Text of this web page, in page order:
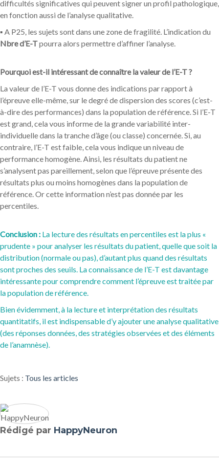
difficultés significatives qui peuvent signer un profil pathologique,
en fonction aussi de l’analyse qualitative.
▪ A P25, les sujets sont dans une zone de fragilité. L’indication du
Nbre d’E-Tpourra alors permettre d’affiner l’analyse.
Pourquoi est-il intéressant de connaître la valeur de l’E-T ?
La valeur de l’E-T vous donne des indications par rapport à
l’épreuve elle-même, sur le degré de dispersion des scores (c’est-
à-dire des performances) dans la population de référence. Si l’E-T
est grand, cela vous informe de la grande variabilité inter-
individuelle dans la tranche d’âge (ou classe) concernée. Si, au
contraire, l’E-T est faible, cela vous indique un niveau de
performance homogène. Ainsi, les résultats du patient ne
s’analysent pas pareillement, selon que l’épreuve présente des
résultats plus ou moins homogènes dans la population de
référence. Or cette information n’est pas donnée par les
percentiles.
Conclusion : La lecture des résultats en percentiles est la plus «
prudente » pour analyser les résultats du patient, quelle que soit la
distribution (normale ou pas), d’autant plus quand des résultats
sont proches des seuils. La connaissance de l’E-T est davantage
intéressante pour comprendre comment l’épreuve est traitée par
la population de référence.
Bien évidemment, à la lecture et interprétation des résultats
quantitatifs, il est indispensable d’y ajouter une analyse qualitative
(des réponses données, des stratégies observées et des éléments
de l’anamnèse).
Sujets : Tous les articles
Rédigé par HappyNeuron